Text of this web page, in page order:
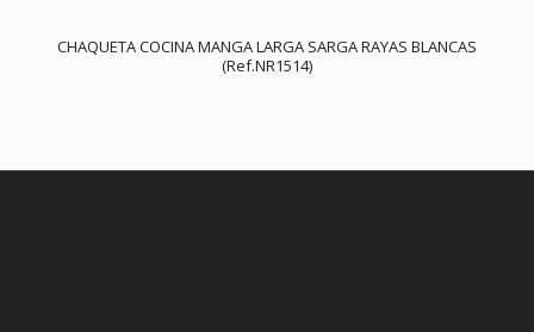
CHAQUETA COCINA MANGA LARGA SARGA RAYAS BLANCAS
(Ref.NR1514)